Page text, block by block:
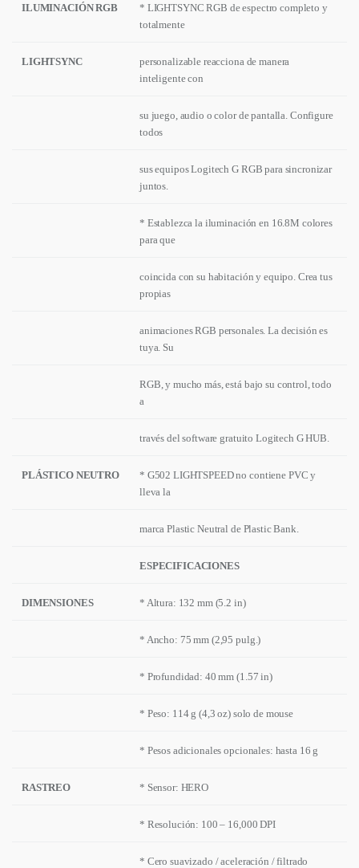
ILUMINACIÓN RGB
* LIGHTSYNC RGB de espectro completo y
totalmente
LIGHTSYNC
personalizable reacciona de manera
inteligente con
su juego, audio o color de pantalla. Configure
todos
sus equipos Logitech G RGB para sincronizar
juntos.
* Establezca la iluminación en 16.8M colores
para que
coincida con su habitación y equipo. Crea tus
propias
animaciones RGB personales. La decisión es
tuya. Su
RGB, y mucho más, está bajo su control, todo
a
través del software gratuito Logitech G HUB.
PLÁSTICO NEUTRO
* G502 LIGHTSPEED no contiene PVC y
lleva la
marca Plastic Neutral de Plastic Bank.
ESPECIFICACIONES
DIMENSIONES * Altura: 132 mm (5.2 in)
* Ancho: 75 mm (2,95 pulg.)
* Profundidad: 40 mm (1.57 in)
* Peso: 114 g (4,3 oz) solo de mouse
* Pesos adicionales opcionales: hasta 16 g
RASTREO * Sensor: HERO
* Resolución: 100 – 16,000 DPI
* Cero suavizado / aceleración / filtrado